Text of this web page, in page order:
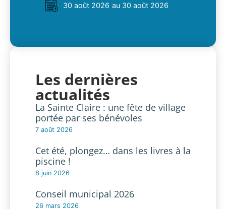
30 août 2026 au 30 août 2026
Les dernières
actualités
La Sainte Claire : une fête de village
portée par ses bénévoles
7 août 2026
Cet été, plongez… dans les livres à la
piscine !
8 juin 2026
Conseil municipal 2026
26 mars 2026